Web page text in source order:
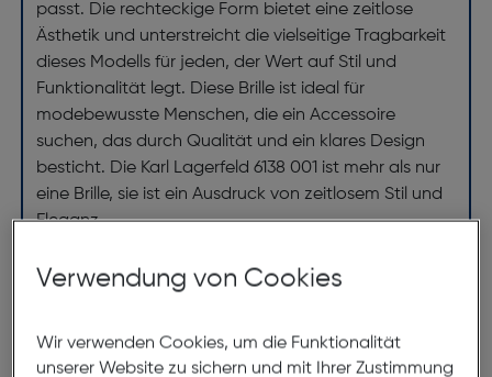
passt. Die rechteckige Form bietet eine zeitlose
Ästhetik und unterstreicht die vielseitige Tragbarkeit
dieses Modells für jeden, der Wert auf Stil und
Funktionalität legt. Diese Brille ist ideal für
modebewusste Menschen, die ein Accessoire
suchen, das durch Qualität und ein klares Design
besticht. Die Karl Lagerfeld 6138 001 ist mehr als nur
eine Brille, sie ist ein Ausdruck von zeitlosem Stil und
Eleganz.
Verwendung von Cookies
Wir verwenden Cookies, um die Funktionalität
unserer Website zu sichern und mit Ihrer Zustimmung